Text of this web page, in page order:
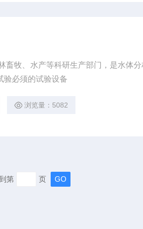
畜牧、水产等科研生产部门，是水体
验必须的试验设备
浏览量：5082
第 页